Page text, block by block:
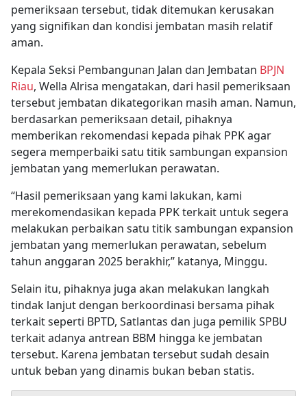
pemeriksaan tersebut, tidak ditemukan kerusakan
yang signifikan dan kondisi jembatan masih relatif
aman.
Kepala Seksi Pembangunan Jalan dan Jembatan BPJN
Riau, Wella Alrisa mengatakan, dari hasil pemeriksaan
tersebut jembatan dikategorikan masih aman. Namun,
berdasarkan pemeriksaan detail, pihaknya
memberikan rekomendasi kepada pihak PPK agar
segera memperbaiki satu titik sambungan expansion
jembatan yang memerlukan perawatan.
“Hasil pemeriksaan yang kami lakukan, kami
merekomendasikan kepada PPK terkait untuk segera
melakukan perbaikan satu titik sambungan expansion
jembatan yang memerlukan perawatan, sebelum
tahun anggaran 2025 berakhir,” katanya, Minggu.
Selain itu, pihaknya juga akan melakukan langkah
tindak lanjut dengan berkoordinasi bersama pihak
terkait seperti BPTD, Satlantas dan juga pemilik SPBU
terkait adanya antrean BBM hingga ke jembatan
tersebut. Karena jembatan tersebut sudah desain
untuk beban yang dinamis bukan beban statis.